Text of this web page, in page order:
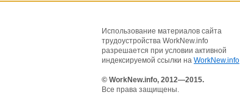
Использование материалов сайта
трудоустройства WorkNew.info
разрешается при условии активной
индексируемой ссылки на WorkNew.info
© WorkNew.info, 2012—2015.
Все права защищены.